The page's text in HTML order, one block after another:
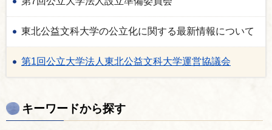
東北公益文科大学の公立化に関する最新情報について
第1回公立大学法人東北公益文科大学運営協議会
キーワードから探す